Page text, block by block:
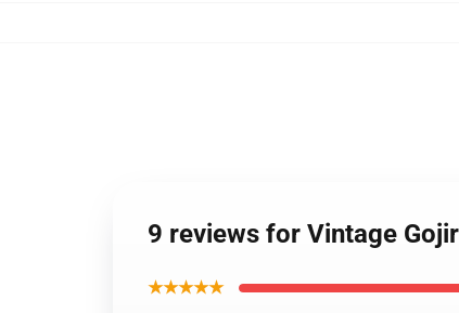
9 reviews for Vintage
★★★★★